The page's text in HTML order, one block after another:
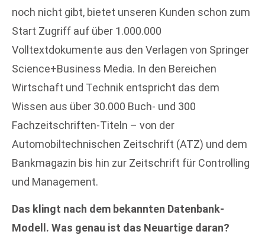
noch nicht gibt, bietet unseren Kunden schon zum
Start Zugriff auf über 1.000.000
Volltextdokumente aus den Verlagen von Springer
Science+Business Media. In den Bereichen
Wirtschaft und Technik entspricht das dem
Wissen aus über 30.000 Buch- und 300
Fachzeitschriften-Titeln – von der
Automobiltechnischen Zeitschrift (ATZ) und dem
Bankmagazin bis hin zur Zeitschrift für Controlling
und Management.
Das klingt nach dem bekannten Datenbank-
Modell. Was genau ist das Neuartige daran?